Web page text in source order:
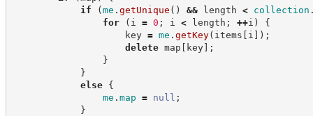
if
(me . getUnique ( ) && length < collection
for
( i = 0 ; i < length ; ++i )
{
key = me . getKey( items [ i ] ) ;
delete map [ key] ;
}
}
else
{
me . map = null ;
}